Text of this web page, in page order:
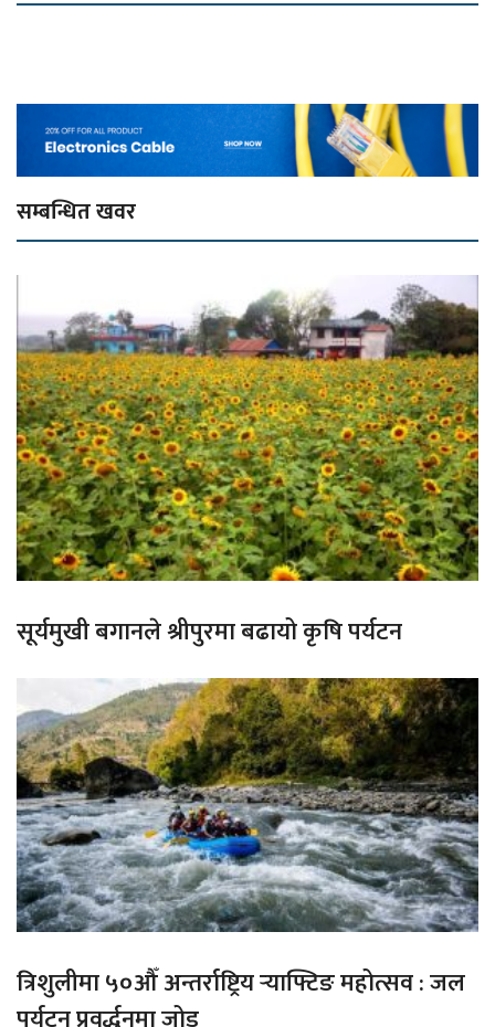
सम्बन्धित खवर
सूर्यमुखी बगानले श्रीपुरमा बढायो कृषि पर्यटन
त्रिशुलीमा ५०औँ अन्तर्राष्ट्रिय र्‍याफ्टिङ महोत्सव : जल